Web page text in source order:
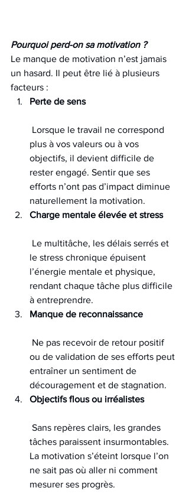
Pourquoi perd-on sa motivation ?
Le manque de motivation n’est jamais
un hasard. Il peut être lié à plusieurs
facteurs :
Perte de sens
plus à vos valeurs ou à vos
objectifs, il devient difficile de
rester engagé. Sentir que ses
efforts n’ont pas d’impact diminue
naturellement la motivation.
Charge mentale élevée et stress
le stress chronique épuisent
l’énergie mentale et physique,
rendant chaque tâche plus difficile
à entreprendre.
Manque de reconnaissance
ou de validation de ses efforts peut
entraîner un sentiment de
découragement et de stagnation.
Objectifs flous ou irréalistes
tâches paraissent insurmontables.
La motivation s’éteint lorsque l’on
ne sait pas où aller ni comment
mesurer ses progrès.